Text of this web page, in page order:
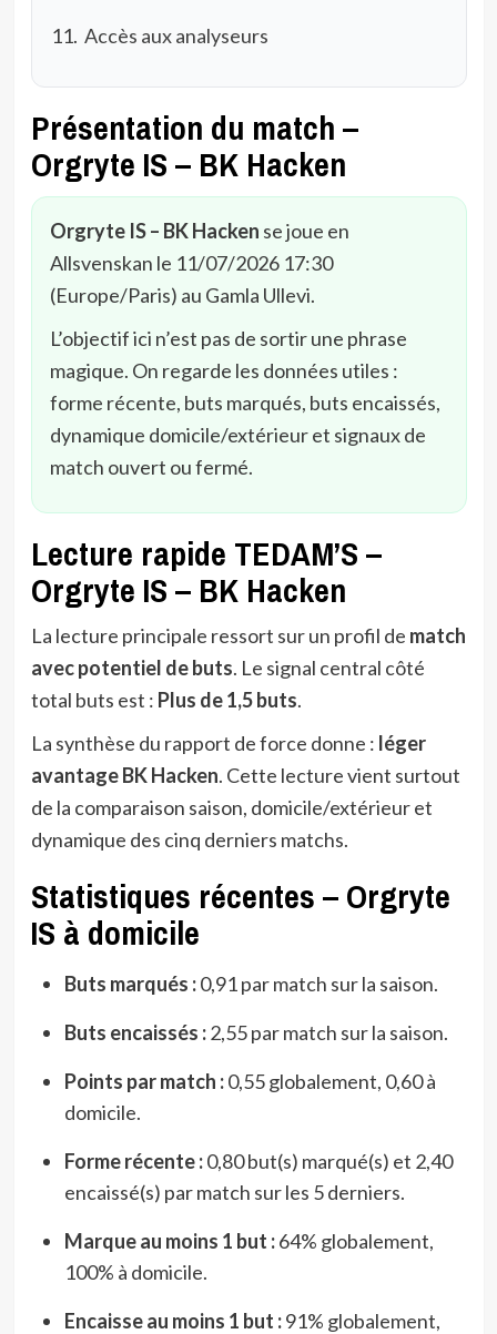
Accès aux analyseurs
Présentation du match –
Orgryte IS – BK Hacken
Orgryte IS – BK Hacken se joue en
Allsvenskan le 11/07/2026 17:30
(Europe/Paris) au Gamla Ullevi.
L’objectif ici n’est pas de sortir une phrase
magique. On regarde les données utiles :
forme récente, buts marqués, buts encaissés,
dynamique domicile/extérieur et signaux de
match ouvert ou fermé.
Lecture rapide TEDAM’S –
Orgryte IS – BK Hacken
La lecture principale ressort sur un profil de match
avec potentiel de buts. Le signal central côté
total buts est : Plus de 1,5 buts.
La synthèse du rapport de force donne : léger
avantage BK Hacken. Cette lecture vient surtout
de la comparaison saison, domicile/extérieur et
dynamique des cinq derniers matchs.
Statistiques récentes – Orgryte
IS à domicile
Buts marqués :0,91 par match sur la saison.
Buts encaissés :2,55 par match sur la saison.
Points par match :0,55 globalement, 0,60 à
domicile.
Forme récente :0,80 but(s) marqué(s) et 2,40
encaissé(s) par match sur les 5 derniers.
Marque au moins 1 but :64% globalement,
100% à domicile.
Encaisse au moins 1 but :91% globalement,